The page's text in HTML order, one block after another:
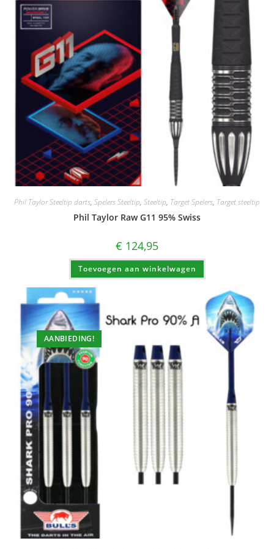
Phil Taylor Steeltip darts, Spelers Steeltip, Steeltip, Target Spelers, Target steeltip
Phil Taylor Raw G11 95% Swiss
€ 124,95
Toevoegen aan winkelwagen
AANBIEDING!